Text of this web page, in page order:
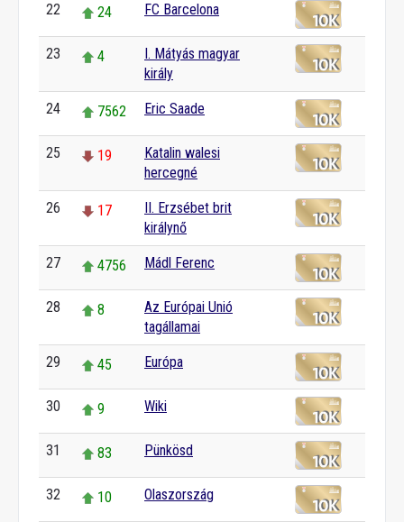
22 24 FC Barcelona
23 4
I. Mátyás magyar
király
24 7562 Eric Saade
25 19
Katalin walesi
hercegné
26 17
II. Erzsébet brit
királynő
27 4756 Mádl Ferenc
28 8
Az Európai Unió
tagállamai
29 45 Európa
30 9 Wiki
31 83 Pünkösd
32 10 Olaszország